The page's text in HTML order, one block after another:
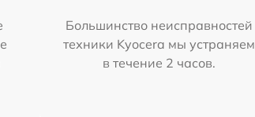
Большинство неисправностей
техники Kyocera мы устраняем
в течение 2 часов.